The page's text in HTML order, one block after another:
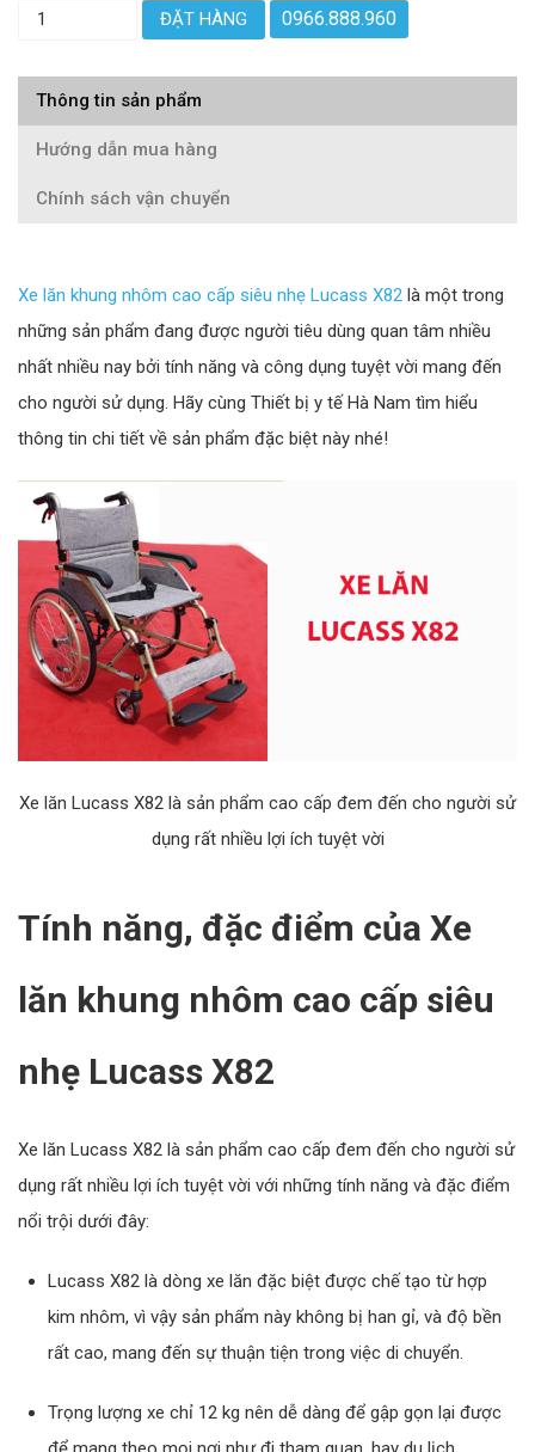
ĐẶT HÀNG 0966.888.960
Thông tin sản phẩm
Hướng dẫn mua hàng
Chính sách vận chuyển
Xe lăn khung nhôm cao cấp siêu nhẹ Lucass X82 là một trong
những sản phẩm đang được người tiêu dùng quan tâm nhiều
nhất nhiều nay bởi tính năng và công dụng tuyệt vời mang đến
cho người sử dụng. Hãy cùng Thiết bị y tế Hà Nam tìm hiểu
thông tin chi tiết về sản phẩm đặc biệt này nhé!
Xe lăn Lucass X82 là sản phẩm cao cấp đem đến cho người sử
dụng rất nhiều lợi ích tuyệt vời
Tính năng, đặc điểm của Xe
lăn khung nhôm cao cấp siêu
nhẹ Lucass X82
Xe lăn Lucass X82 là sản phẩm cao cấp đem đến cho người sử
dụng rất nhiều lợi ích tuyệt vời với những tính năng và đặc điểm
nổi trội dưới đây:
Lucass X82 là dòng xe lăn đặc biệt được chế tạo từ hợp
kim nhôm, vì vậy sản phẩm này không bị han gỉ, và độ bền
rất cao, mang đến sự thuận tiện trong việc di chuyển.
Trọng lượng xe chỉ 12 kg nên dễ dàng để gập gọn lại được